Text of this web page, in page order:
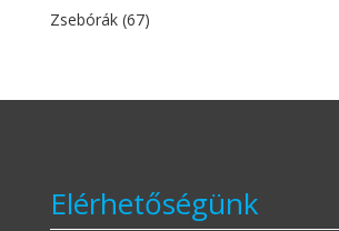
Zsebórák (67)
Elérhetőségünk